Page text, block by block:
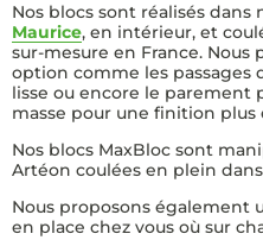
BÉTON PRÊT A
BÉTON TRAVAUX
RETOUR
AGRÉGATS
Nos blocs sont réalisés dans
Maurice, en intérieur, et
sur-mesure en France.
option comme les passages
lisse ou encore le parement
masse pour une finition plus
Nos blocs MaxBloc sont
Artéon coulées en plein
Nous proposons également
en place chez vous où sur